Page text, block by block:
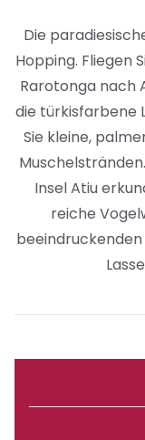
Die
Hopping. Fliegen
Rarotonga nach
die türkisfarbene
Sie kleine,
Insel Atiu
reiche